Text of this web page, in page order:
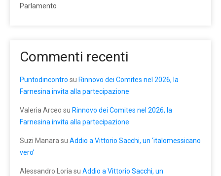
Parlamento
Commenti recenti
Puntodincontro su Rinnovo dei Comites nel 2026, la
Farnesina invita alla partecipazione
Valeria Arceo su Rinnovo dei Comites nel 2026, la
Farnesina invita alla partecipazione
Suzi Manara su Addio a Vittorio Sacchi, un ‘italomessicano
vero’
Alessandro Loria su Addio a Vittorio Sacchi, un